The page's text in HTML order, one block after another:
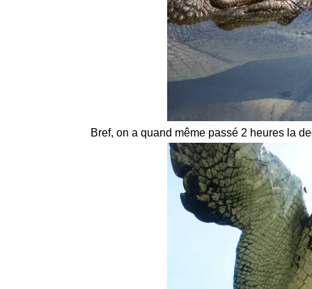
Bref, on a quand même passé 2 heures la